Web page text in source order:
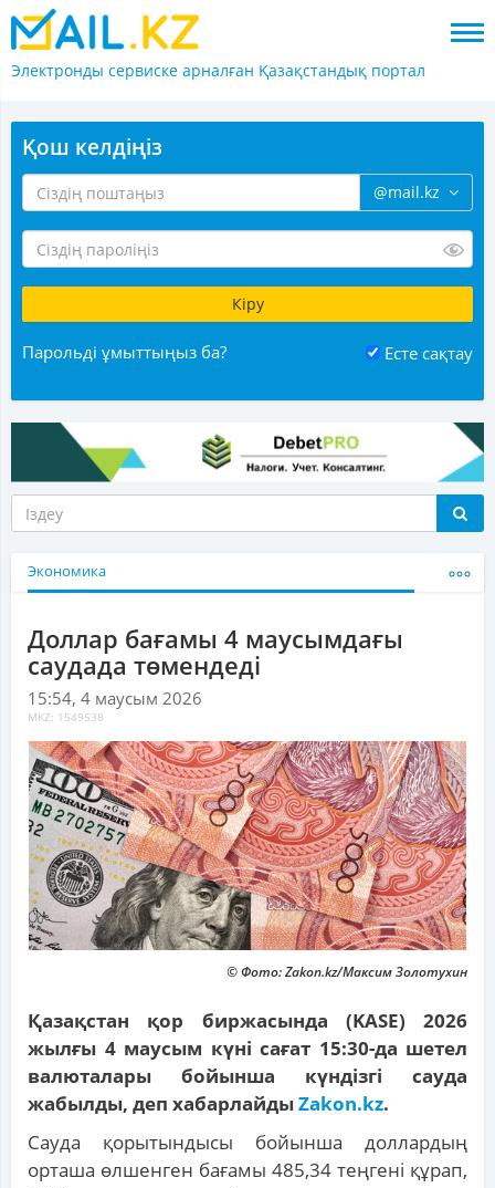
Электронды сервиске арналған Қазақстандық портал
Қош келдіңіз
@mail.kz
Парольді ұмыттыңыз ба? Есте сақтау
Экономика
Доллар бағамы 4 маусымдағы
саудада төмендеді
15:54, 4 маусым 2026
MKZ: 1549538
© Фото: Zakon.kz/Максим Золотухин
Қазақстан қор биржасында (KASE) 2026
жылғы 4 маусым күні сағат 15:30-да шетел
валюталары бойынша күндізгі сауда
жабылды, деп хабарлайдыZakon.kz.
Сауда қорытындысы бойынша доллардың
орташа өлшенген бағамы 485,34 теңгені құрап,